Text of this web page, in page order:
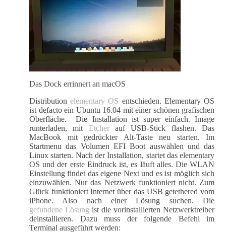
Das Dock errinnert an macOS
Distributionelementary OS entschieden. Elementary OS
ist defacto ein Ubuntu 16.04 mit einer schönen grafischen
Oberfläche. Die Installation ist super einfach. Image
runterladen, mit Etcherauf USB-Stick flashen. Das
MacBook mit gedrückter Alt-Taste neu starten. Im
Startmenu das Volumen EFI Boot auswählen und das
Linux starten. Nach der Installation, startet das elementary
OS und der erste Eindruck ist, es läuft alles. Die WLAN
Einstellung findet das eigene Next und es ist möglich sich
einzuwählen. Nur das Netzwerk funktioniert nicht. Zum
Glück funktioniert Internet über das USB getethered vom
iPhone. Also nach einer Lösung suchen. Die
gefundene Lösung ist die vorinstallierten Netzwerktreiber
deinstallieren. Dazu muss der folgende Befehl im
Terminal ausgeführt werden: